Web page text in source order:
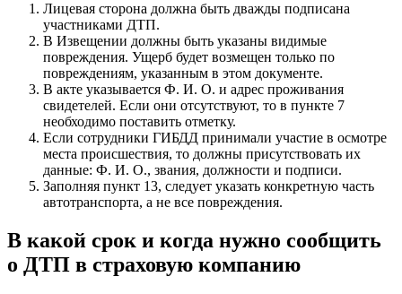
Лицевая сторона должна быть дважды подписана
участниками ДТП.
В Извещении должны быть указаны видимые
повреждения. Ущерб будет возмещен только по
повреждениям, указанным в этом документе.
В акте указывается Ф. И. О. и адрес проживания
свидетелей. Если они отсутствуют, то в пункте 7
необходимо поставить отметку.
Если сотрудники ГИБДД принимали участие в осмотре
места происшествия, то должны присутствовать их
данные: Ф. И. О., звания, должности и подписи.
Заполняя пункт 13, следует указать конкретную часть
автотранспорта, а не все повреждения.
В какой срок и когда нужно сообщить
о ДТП в страховую компанию